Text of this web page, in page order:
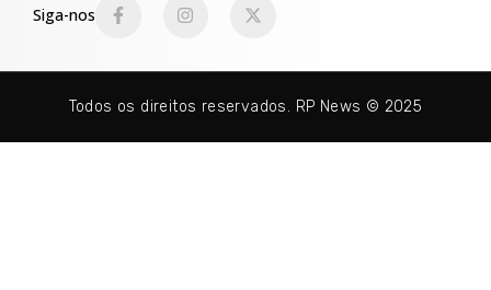
Siga-nos
Todos os direitos reservados. RP News © 2025